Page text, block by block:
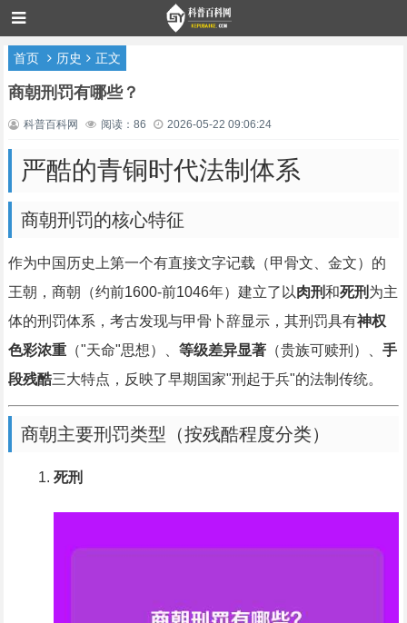
首页 历史 正文
商朝刑罚有哪些？
科普百科网 阅读：86 2026-05-22 09:06:24
严酷的青铜时代法制体系
商朝刑罚的核心特征
作为中国历史上第一个有直接文字记载（甲骨文、金文）的
王朝，商朝（约前1600-前1046年）建立了以肉刑和死刑 为主
体的刑罚体系，考古发现与甲骨卜辞显示，其刑罚具有神权
色彩浓重（"天命"思想）、 等级差异显著（贵族可赎刑）、 手
段残酷三大特点，反映了早期国家"刑起于兵"的法制传统。
商朝主要刑罚类型（按残酷程度分类）
死刑